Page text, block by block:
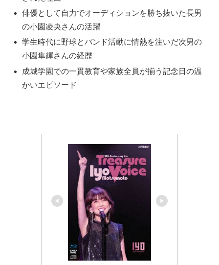
俳優として自力でオーディションを勝ち抜いた長男
の小園凌央さんの活躍
学生時代に野球とバンド活動に情熱を注いだ次男の
小園隼輝さんの経歴
成城学園での一貫教育や家族全員が揃う記念日の温
かいエピソード